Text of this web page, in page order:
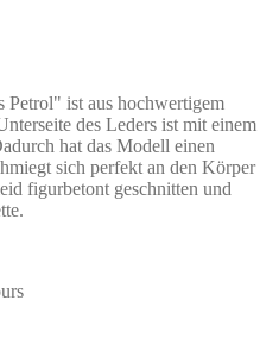
ist aus hochwertigem
des Leders ist mit einem
hat das Modell einen
sich perfekt an den Körper
figurbetont geschnitten und